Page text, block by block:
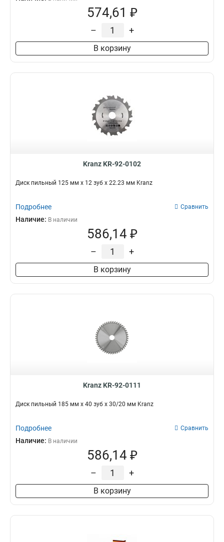
574,61 ₽
– +
В корзину
Kranz KR-92-0102
Диск пильный 125 мм х 12 зуб х 22.23 мм Kranz
Подробнее Сравнить
Наличие: В наличии
586,14 ₽
– +
В корзину
Kranz KR-92-0111
Диск пильный 185 мм х 40 зуб х 30/20 мм Kranz
Подробнее Сравнить
Наличие: В наличии
586,14 ₽
– +
В корзину